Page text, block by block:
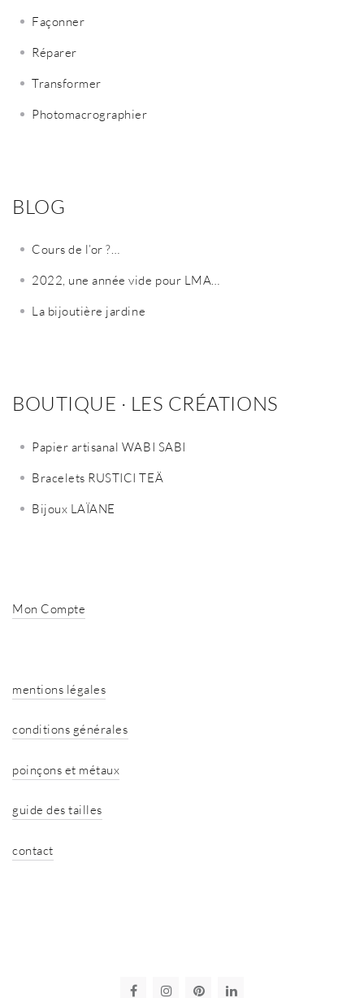
Façonner
Réparer
Transformer
Photomacrographier
BLOG
Cours de l’or ?…
2022, une année vide pour LMA…
La bijoutière jardine
BOUTIQUE · LES CRÉATIONS
Papier artisanal WABI SABI
Bracelets RUSTICI TEÄ
Bijoux LAÏANE
Mon Compte
mentions légales
conditions générales
poinçons et métaux
guide des tailles
contact